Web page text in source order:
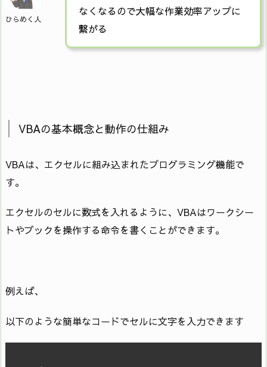
ひらめく人
なくなるので大幅な作業効率アップに
繋がる
VBAの基本概念と動作の仕組み
VBAは、エクセルに組み込まれたプログラミング機能で
す。
エクセルのセルに数式を入れるように、VBAはワークシー
トやブックを操作する命令を書くことができます。
例えば、
以下のような簡単なコードでセルに文字を入力できます